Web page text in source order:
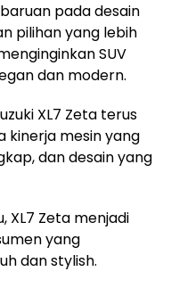
pada desain
pilihan yang lebih
SUV
dan modern.
XL7 Zeta terus
kinerja mesin yang
dan desain yang
XL7 Zeta menjadi
yang
dan stylish.